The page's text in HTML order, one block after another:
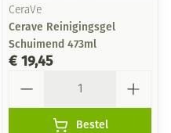
CeraVe
Cerave Reinigingsgel
Schuimend 473ml
€ 19,45
Bestel